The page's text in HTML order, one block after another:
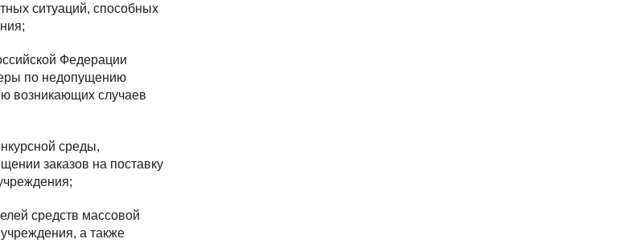
ситуаций, способных
Федерации
по недопущению
возникающих случаев
среды,
заказов на поставку
средств массовой
а также